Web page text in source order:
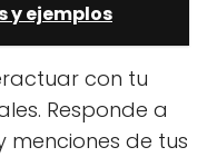
y ejemplos
con tu
Responde a
menciones de tus